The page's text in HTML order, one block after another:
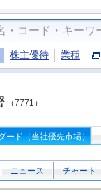
株主優待 業種
（7771）
ード（当社優先市場）
ニュース チャート